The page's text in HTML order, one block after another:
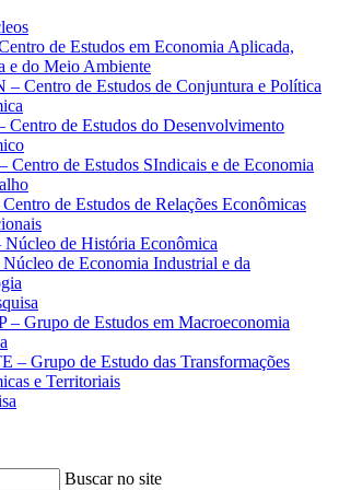
principal
de Estudos em Economia Aplicada,
e do Meio Ambiente
– Centro de Estudos de Conjuntura e Política
Centro de Estudos do Desenvolvimento
Centro de Estudos SIndicais e de Economia
de Estudos de Relações Econômicas
de História Econômica
de Economia Industrial e da
– Grupo de Estudos em Macroeconomia
– Grupo de Estudo das Transformações
e Territoriais
Buscar no site